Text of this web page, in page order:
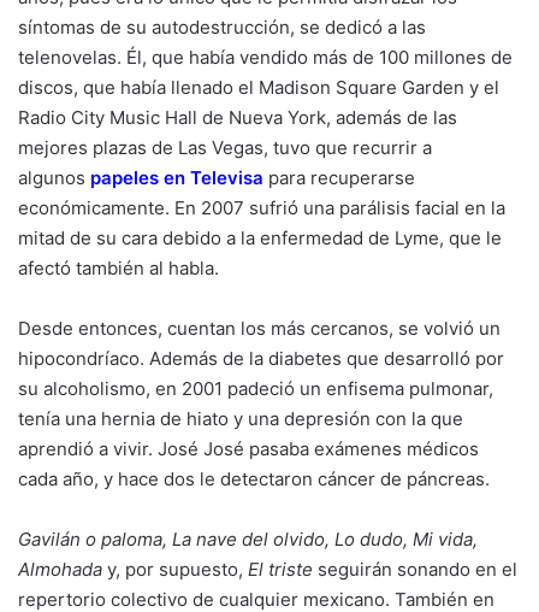
síntomas de su autodestrucción, se dedicó a las
telenovelas. Él, que había vendido más de 100 millones de
discos, que había llenado el Madison Square Garden y el
Radio City Music Hall de Nueva York, además de las
mejores plazas de Las Vegas, tuvo que recurrir a
algunos papeles en Televisa para recuperarse
económicamente. En 2007 sufrió una parálisis facial en la
mitad de su cara debido a la enfermedad de Lyme, que le
afectó también al habla.
Desde entonces, cuentan los más cercanos, se volvió un
hipocondríaco. Además de la diabetes que desarrolló por
su alcoholismo, en 2001 padeció un enfisema pulmonar,
tenía una hernia de hiato y una depresión con la que
aprendió a vivir. José José pasaba exámenes médicos
cada año, y hace dos le detectaron cáncer de páncreas.
Gavilán o paloma, La nave del olvido, Lo dudo, Mi vida,
Almohada y, por supuesto, El triste seguirán sonando en el
repertorio colectivo de cualquier mexicano. También en